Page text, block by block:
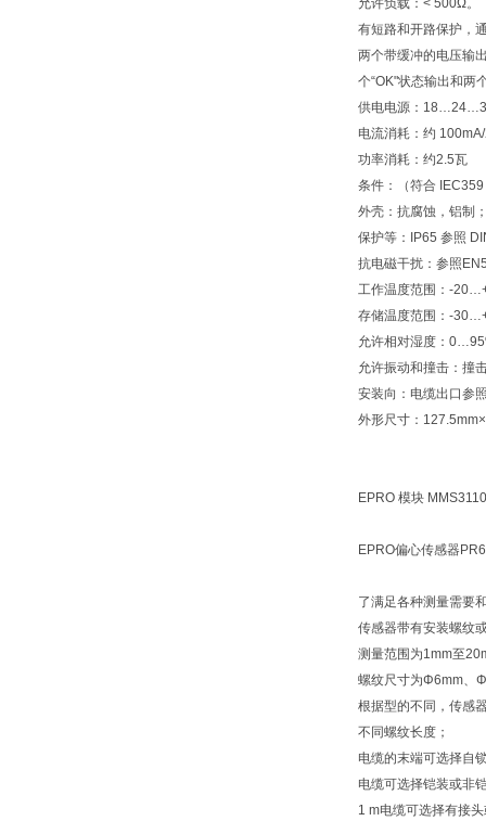
允许负载：< 500Ω。
有短路和开路保护，
两个带缓冲的电压输
个“OK"状态输出和两
供电电源：
电流消耗：约
功率消耗：约2.5瓦
条件：（符合
外壳：抗腐蚀，铝制
保护等：IP65 参照
抗电磁干扰：参照
工作温度范围：-
存储温度范围：-
允许相对湿度：
允许振动和撞击：撞
安装向：电缆出口参
外形尺寸：
EPRO 模块
EPRO偏心传感器
了满足各种测量需要
传感器带有安装螺纹
测量范围为1mm至
螺纹尺寸为Φ6mm、
根据型的不同，传感
不同螺纹长度；
电缆的末端可选择自
电缆可选择铠装或非
1 m电缆可选择有接